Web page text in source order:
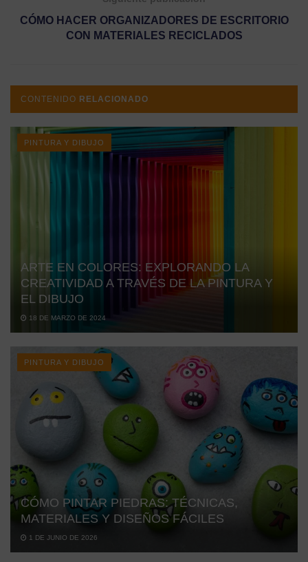
CÓMO HACER ORGANIZADORES DE ESCRITORIO
CON MATERIALES RECICLADOS
CONTENIDO RELACIONADO
PINTURA Y DIBUJO
ARTE EN COLORES: EXPLORANDO LA
CREATIVIDAD A TRAVÉS DE LA PINTURA Y
EL DIBUJO
18 DE MARZO DE 2024
PINTURA Y DIBUJO
CÓMO PINTAR PIEDRAS: TÉCNICAS,
MATERIALES Y DISEÑOS FÁCILES
1 DE JUNIO DE 2026